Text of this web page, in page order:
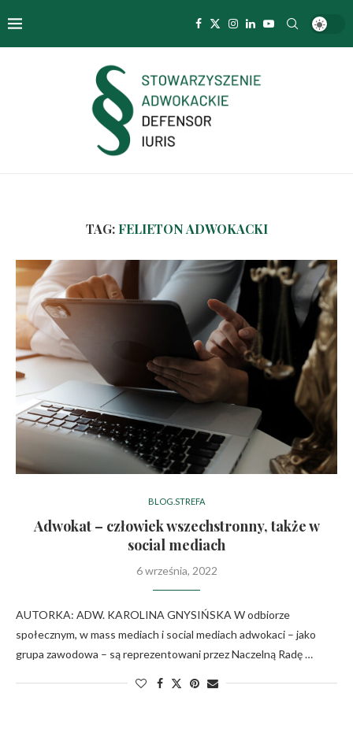
TAG: FELIETON ADWOKACKI
BLOG.STREFA
Adwokat – człowiek wszechstronny, także w
social mediach
6 września, 2022
AUTORKA: ADW. KAROLINA GNYSIŃSKA W odbiorze
społecznym, w mass mediach i social mediach adwokaci – jako
grupa zawodowa – są reprezentowani przez Naczelną Radę …